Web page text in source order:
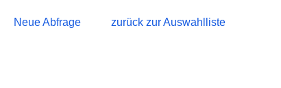
Neue Abfrage zurück zur Auswahlliste